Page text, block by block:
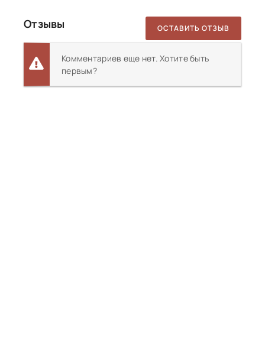
Отзывы ОСТАВИТЬ ОТЗЫВ
Комментариев еще нет. Хотите быть
первым?